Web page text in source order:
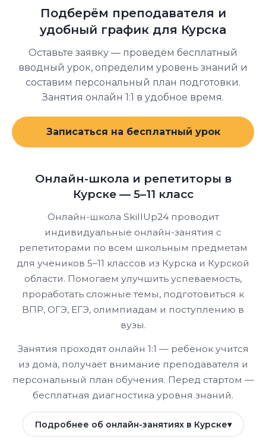
доводит до уровня экзамена.
Подберём преподавателя и
удобный график для Курска
Оставьте заявку — проведём бесплатный
вводный урок, определим уровень знаний и
составим персональный план подготовки.
Занятия онлайн 1:1 в удобное время.
Записаться на бесплатный урок
Онлайн-школа и репетиторы в
Курске — 5–11 класс
Онлайн-школа SkillUp24 проводит
индивидуальные онлайн-занятия с
репетиторами по всем школьным предметам
для учеников 5–11 классов из Курска и Курской
области. Помогаем улучшить успеваемость,
проработать сложные темы, подготовиться к
ВПР, ОГЭ, ЕГЭ, олимпиадам и поступлению в
вузы.
Занятия проходят онлайн 1:1 — ребёнок учится
из дома, получает внимание преподавателя и
персональный план обучения. Перед стартом —
бесплатная диагностика уровня знаний.
Подробнее об онлайн-занятиях в Курске